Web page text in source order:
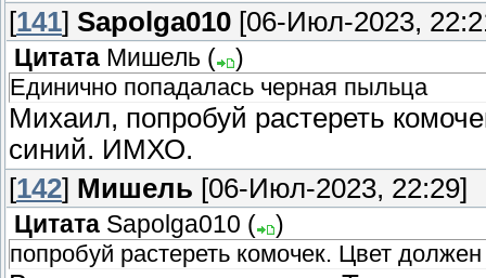
[141] Sapolga010 [06-Июл-2023,
Цитата Мишель (
)
Единично попадалась черная пыльца
Михаил, попробуй растереть
синий. ИМХО.
[142] Мишель [06-Июл-2023, 22:29]
Цитата Sapolga010 (
)
попробуй растереть комочек. Цвет